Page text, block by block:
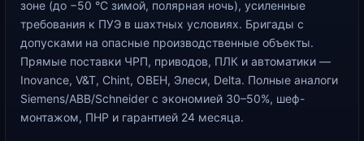
зоне (до −50 °С зимой, полярная ночь), усиленные
требования к ПУЭ в шахтных условиях. Бригады с
допусками на опасные производственные объекты.
Прямые поставки ЧРП, приводов, ПЛК и автоматики —
Inovance, V&T, Chint, ОВЕН, Элеси, Delta. Полные аналоги
Siemens/ABB/Schneider с экономией 30–50%, шеф-
монтажом, ПНР и гарантией 24 месяца.